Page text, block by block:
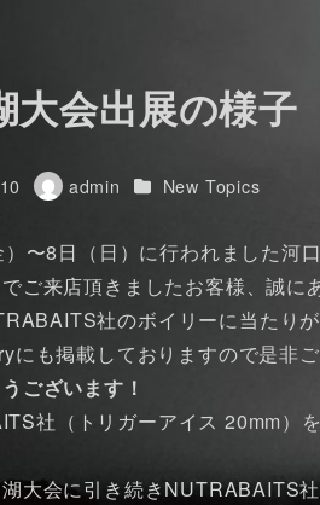
大会出展の様子
著
admin カテゴリー
New Topics
〜8日（日）に行われました河
ご来店頂きましたお客様、誠に
社のボイリーに当たり
にも掲載しておりますので是非ご
ございます！
社（トリガーアイス 20mm）
大会に引き続きNUTRABAITS